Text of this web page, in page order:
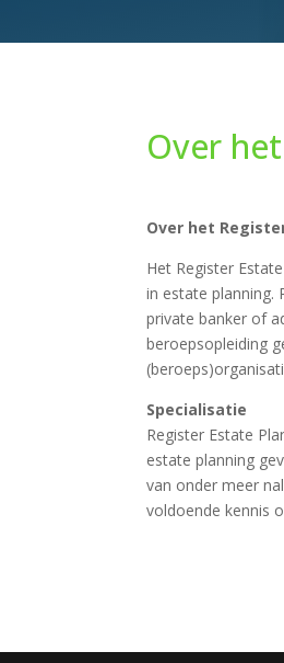
Over
Over het
Het Register
in estate planning.
private banker of
beroepsopleiding
Specialisatie
Register Estate
estate planning
van onder meer
voldoende kennis